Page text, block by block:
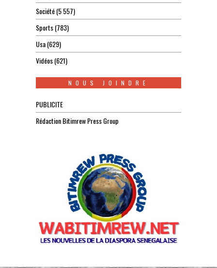
Société(5 557)
Sports(783)
Usa(629)
Vidéos(621)
NOUS JOINDRE
PUBLICITE
Rédaction Bitimrew Press Group